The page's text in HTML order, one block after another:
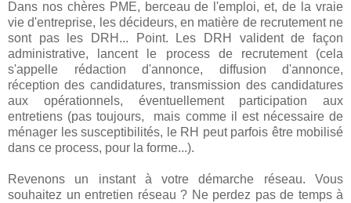
Dans nos chères PME, berceau de l'emploi, et, de la vraie
vie d'entreprise, les décideurs, en matière de recrutement ne
sont pas les DRH... Point. Les DRH valident de façon
administrative, lancent le process de recrutement (cela
s'appelle rédaction d'annonce, diffusion d'annonce,
réception des candidatures, transmission des candidatures
aux opérationnels, éventuellement participation aux
entretiens (pas toujours, mais comme il est nécessaire de
ménager les susceptibilités, le RH peut parfois être mobilisé
dans ce process, pour la forme...).
Revenons un instant à votre démarche réseau. Vous
souhaitez un entretien réseau ? Ne perdez pas de temps à